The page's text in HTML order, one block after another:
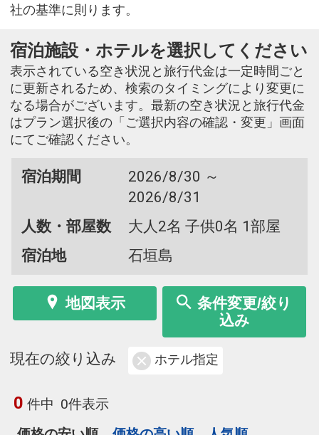
社の基準に則ります。
宿泊施設・ホテルを選択してください
表示されている空き状況と旅行代金は一定時間ごと
に更新されるため、検索のタイミングにより変更に
なる場合がございます。最新の空き状況と旅行代金
はプラン選択後の「ご選択内容の確認・変更」画面
にてご確認ください。
宿泊期間
2026/8/30 ～
2026/8/31
人数・部屋数
大人2名 子供0名 1部屋
宿泊地
石垣島
地図表示
条件変更/絞り
込み
現在の絞り込み ホテル指定
0 件中 0件表示